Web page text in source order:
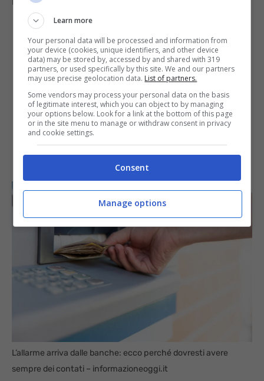
L’allarme arriva dalle banche: ecco perché dovresti avere
sempre dei contati – informazioneoggi.it
Learn more
Your personal data will be processed and information from
your device (cookies, unique identifiers, and other device
data) may be stored by, accessed by and shared with 319
partners, or used specifically by this site. We and our partners
may use precise geolocation data. List of partners.
Some vendors may process your personal data on the basis
of legitimate interest, which you can object to by managing
your options below. Look for a link at the bottom of this page
or in the site menu to manage or withdraw consent in privacy
and cookie settings.
Consent
Manage options